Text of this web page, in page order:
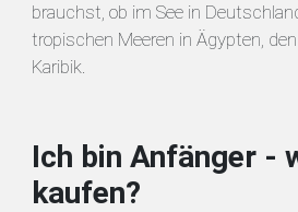
brauchst, ob im See in
tropischen Meeren in Ägypten,
Karibik.
Ich bin Anfänger -
kaufen?